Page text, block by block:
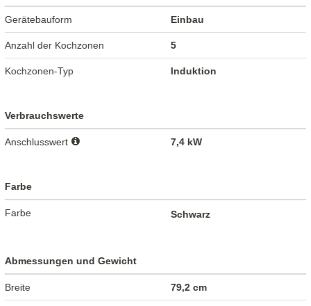
Gerätebauform Einbau
Anzahl der Kochzonen 5
Kochzonen-Typ Induktion
Verbrauchswerte
Anschlusswert 7,4 kW
Farbe
Farbe Schwarz
Abmessungen und Gewicht
Breite 79,2 cm